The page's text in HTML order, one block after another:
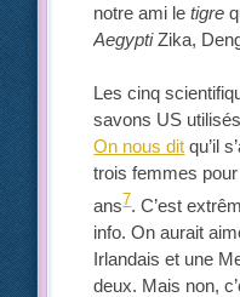
notre ami letigre
AegyptiZika,
Les cinq
savons US
On nous dit qu’il
trois femmes
ans7. C’est
info. On aurait
Irlandais et une
deux. Mais non,